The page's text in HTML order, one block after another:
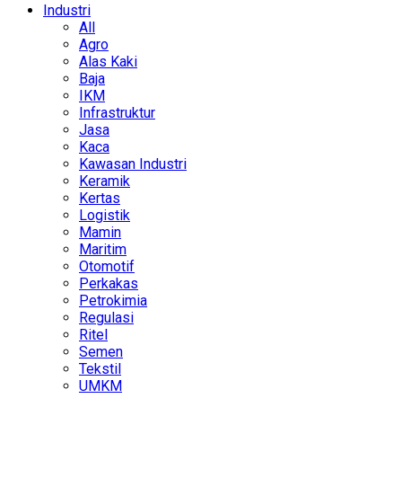
Industri
All
Agro
Alas Kaki
Baja
IKM
Infrastruktur
Jasa
Kaca
Kawasan Industri
Keramik
Kertas
Logistik
Mamin
Maritim
Otomotif
Perkakas
Petrokimia
Regulasi
Ritel
Semen
Tekstil
UMKM